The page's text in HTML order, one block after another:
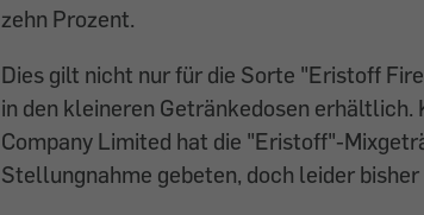
zehn Prozent.
Dies gilt nicht nur für die Sorte "Eristoff
in den kleineren Getränkedosen
Company Limited hat die "Eristoff"-
Stellungnahme gebeten, doch leider